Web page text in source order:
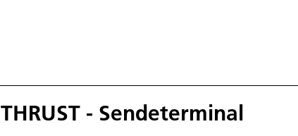
THRUST - Sendeterminal